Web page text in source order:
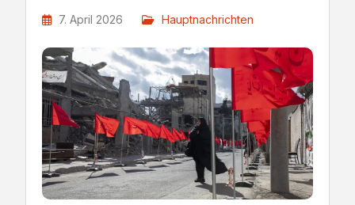
7. April 2026 Hauptnachrichten